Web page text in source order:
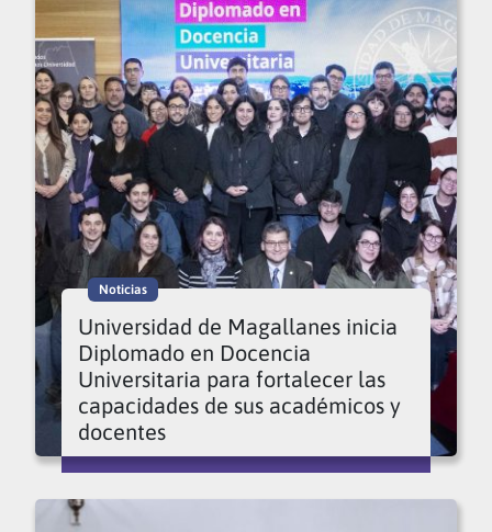
Noticias
Universidad de Magallanes inicia
Diplomado en Docencia
Universitaria para fortalecer las
capacidades de sus académicos y
docentes